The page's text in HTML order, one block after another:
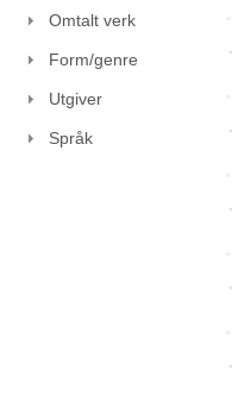
Omtalt verk
Form/genre
Utgiver
Språk